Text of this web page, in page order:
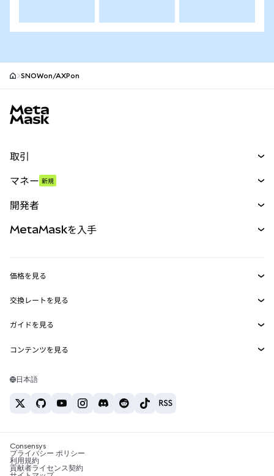
SNOWon/AXPon
取引
パーペチュアル
RWA
マネー 新規
開発者
MetaMask Connect
Snaps
Web3サービス
MetaMaskを入手
セキュリティ
サポート
キャリア
お問い合わせ
価格を見る
イーサリアムの価格
Solanaの価格
Tetherの価格
交換レートを見る
ETH→USD
USDT→INR
BTC→INR
ETH→USDT
ガイドを見る
ETHの購入
USDTの購入
SHIBの購入
BNBの購入
コンテンツを見る
Solanaウォレット
税制関連ニュース
暗号資産の購入方法は？
日本語
Consensys
プライバシー ポリシー
利用規約
貢献者ライセンス契約